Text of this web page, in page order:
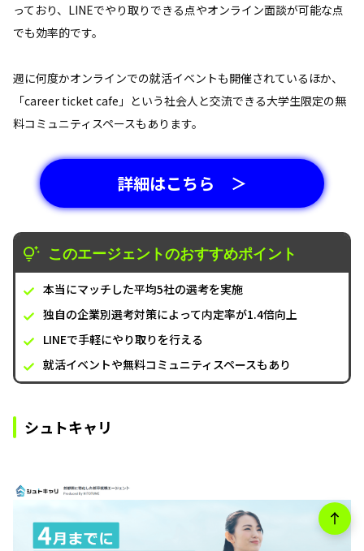
っており、LINEでやり取りできる点やオンライン面談が可能な点
でも効率的です。
週に何度かオンラインでの就活イベントも開催されているほか、
「career ticket cafe」という社会人と交流できる大学生限定の無
料コミュニティスペースもあります。
詳細はこちら ＞
このエージェントのおすすめポイント
本当にマッチした平均5社の選考を実施
独自の企業別選考対策によって内定率が1.4倍向上
LINEで手軽にやり取りを行える
就活イベントや無料コミュニティスペースもあり
シュトキャリ